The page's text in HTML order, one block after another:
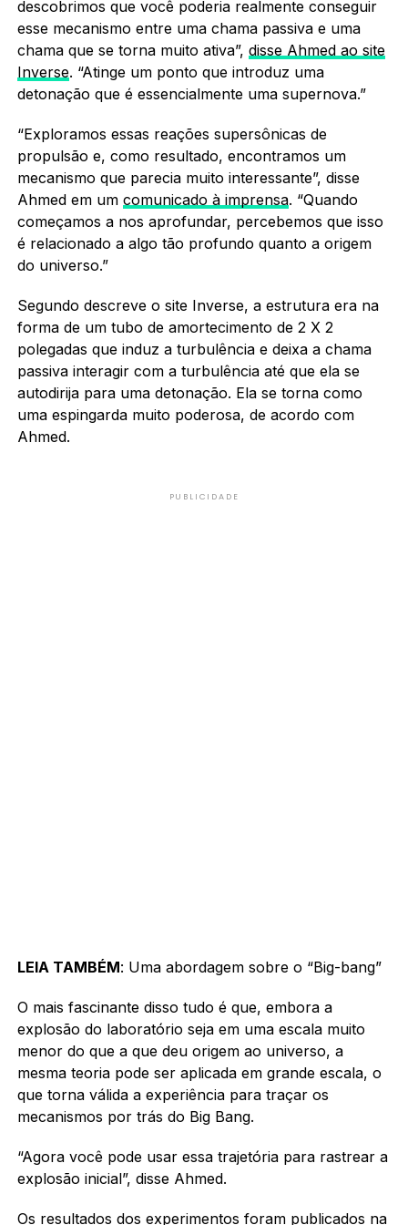
descobrimos que você poderia realmente conseguir
esse mecanismo entre uma chama passiva e uma
chama que se torna muito ativa”, disse Ahmed ao site
Inverse. “Atinge um ponto que introduz uma
detonação que é essencialmente uma supernova.”
“Exploramos essas reações supersônicas de
propulsão e, como resultado, encontramos um
mecanismo que parecia muito interessante”, disse
Ahmed em um comunicado à imprensa. “Quando
começamos a nos aprofundar, percebemos que isso
é relacionado a algo tão profundo quanto a origem
do universo.”
Segundo descreve o site Inverse, a estrutura era na
forma de um tubo de amortecimento de 2 X 2
polegadas que induz a turbulência e deixa a chama
passiva interagir com a turbulência até que ela se
autodirija para uma detonação. Ela se torna como
uma espingarda muito poderosa, de acordo com
Ahmed.
PUBLICIDADE
LEIA TAMBÉM: Uma abordagem sobre o “Big-bang”
O mais fascinante disso tudo é que, embora a
explosão do laboratório seja em uma escala muito
menor do que a que deu origem ao universo, a
mesma teoria pode ser aplicada em grande escala, o
que torna válida a experiência para traçar os
mecanismos por trás do Big Bang.
“Agora você pode usar essa trajetória para rastrear a
explosão inicial”, disse Ahmed.
Os resultados dos experimentos foram publicados na